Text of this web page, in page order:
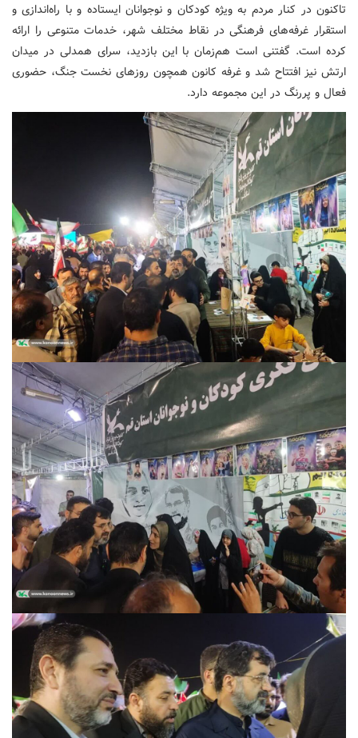
تاکنون در کنار مردم به ویژه کودکان و نوجوانان ایستاده و با راه‌اندازی و
استقرار غرفه‌های فرهنگی در نقاط مختلف شهر، خدمات متنوعی را ارائه
کرده است. ️گفتنی است هم‌زمان با این بازدید، سرای همدلی در میدان
ارتش نیز افتتاح شد و غرفه کانون همچون روزهای نخست جنگ، حضوری
فعال و پررنگ در این مجموعه دارد.